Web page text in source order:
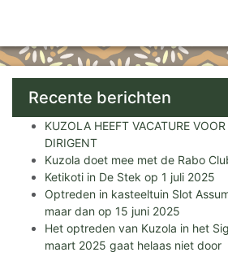
Recente berichten
KUZOLA HEEFT VACATURE
DIRIGENT
Kuzola doet mee met de Rabo
Ketikoti in De Stek op 1 juli 2025
Optreden in kasteeltuin Slot
maar dan op 15 juni 2025
Het optreden van Kuzola in het
maart 2025 gaat helaas niet door